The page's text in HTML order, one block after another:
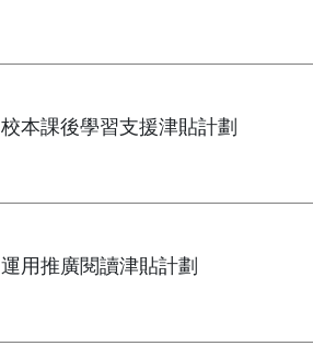
校本課後學習支援津貼計劃
運用推廣閱讀津貼計劃